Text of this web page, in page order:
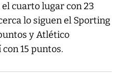
cuarto lugar con 23
lo siguen el Sporting
y Atlético
15 puntos.